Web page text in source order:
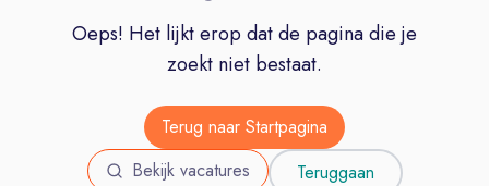
Oeps! Het lijkt erop dat de pagina die je
zoekt niet bestaat.
Terug naar Startpagina
Bekijk vacatures
Teruggaan